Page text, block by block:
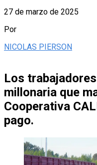
27 de marzo de 2025
Por
NICOLAS PIERSON
Los
millonaria que
Cooperativa
pago.